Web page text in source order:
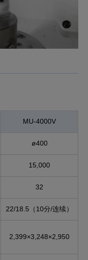
MU-4000V
ø400
15,000
32
22/18.5（10分/连续）
2,399×3,248×2,950